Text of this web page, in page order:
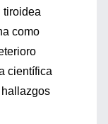
tiroidea
como
científica